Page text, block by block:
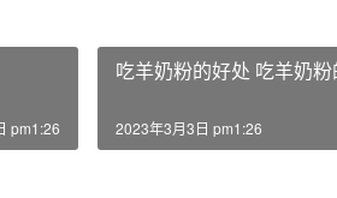
pm1:26
吃羊奶粉的好处 吃羊奶
2023年3月3日 pm1:26